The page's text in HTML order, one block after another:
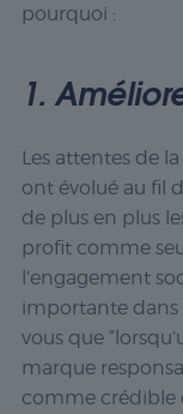
pourquoi :
1.
Les attentes de
ont évolué au fil
de plus en plus
profit comme
l’engagement
importante dans
vous que
marque
comme crédible